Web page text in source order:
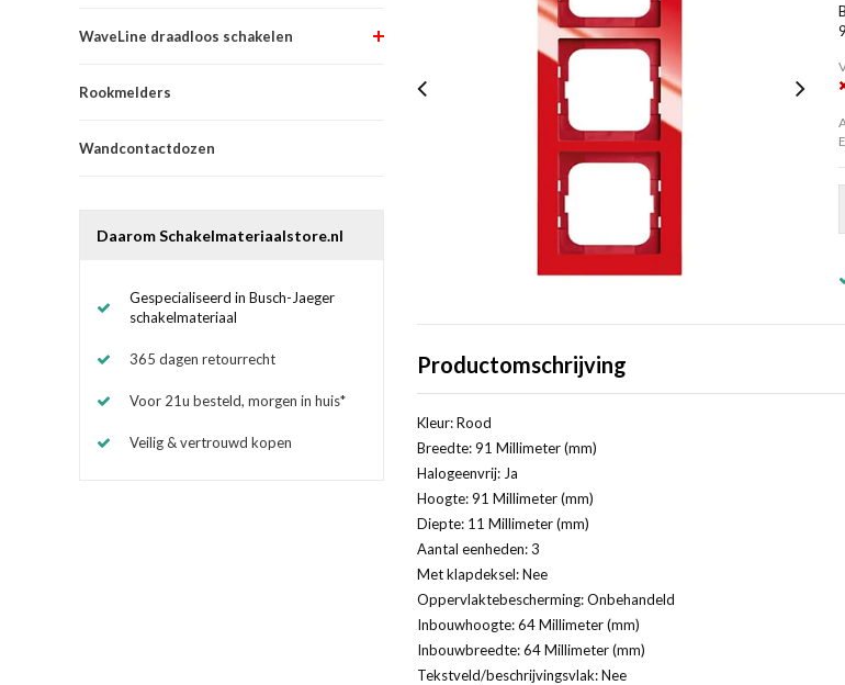
WaveLine draadloos schakelen
Rookmelders
Wandcontactdozen
Daarom Schakelmateriaalstore.nl
Gespecialiseerd in Busch-Jaeger
schakelmateriaal
365 dagen retourrecht
Voor 21u besteld, morgen in huis*
Veilig & vertrouwd kopen
Productomschrijving
Kleur: Rood
Breedte: 91 Millimeter (mm)
Halogeenvrij: Ja
Hoogte: 91 Millimeter (mm)
Diepte: 11 Millimeter (mm)
Aantal eenheden: 3
Met klapdeksel: Nee
Oppervlaktebescherming: Onbehandeld
Inbouwhoogte: 64 Millimeter (mm)
Inbouwbreedte: 64 Millimeter (mm)
Tekstveld/beschrijvingsvlak: Nee